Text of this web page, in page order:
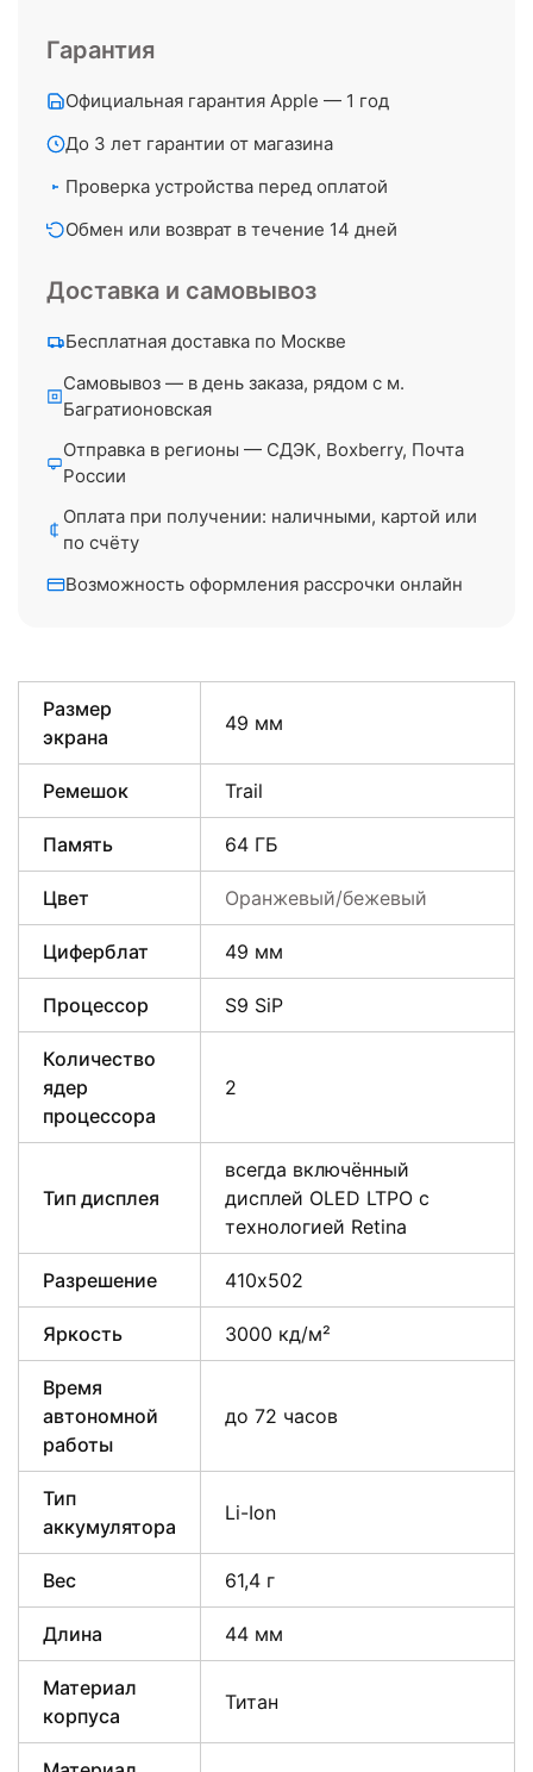
Гарантия
Официальная гарантия Apple — 1 год
До 3 лет гарантии от магазина
Проверка устройства перед оплатой
Обмен или возврат в течение 14 дней
Доставка и самовывоз
Бесплатная доставка по Москве
Самовывоз — в день заказа, рядом с м.
Багратионовская
Отправка в регионы — СДЭК, Boxberry, Почта
России
Оплата при получении: наличными, картой или
по счёту
Возможность оформления рассрочки онлайн
Размер
экрана
49 мм
Ремешок Trail
Память 64 ГБ
Цвет Оранжевый/бежевый
Циферблат 49 мм
Процессор S9 SiP
Количество
ядер
процессора
2
Тип дисплея
всегда включённый
дисплей OLED LTPO с
технологией Retina
Разрешение 410х502
Яркость 3000 кд/ м²
Время
автономной
работы
до 72 часов
Тип
аккумулятора
Li-Ion
Вес 61,4 г
Длина 44 мм
Материал
корпуса
Титан